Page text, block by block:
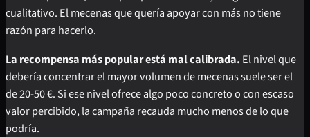
cualitativo. El mecenas que quería apoyar con más no tiene
razón para hacerlo.
La recompensa más popular está mal calibrada. El nivel que
debería concentrar el mayor volumen de mecenas suele ser el
de 20-50 €. Si ese nivel ofrece algo poco concreto o con escaso
valor percibido, la campaña recauda mucho menos de lo que
podría.